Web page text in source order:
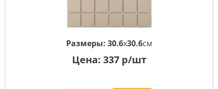
Размеры: 30.6x30.6см
Цена: 337р/шт